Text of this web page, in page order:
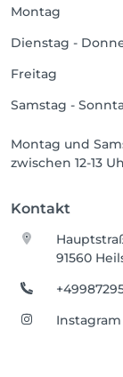
Montag
Dienstag -
Freitag
Samstag -
Montag und
zwischen 12-13
Kontakt
91560